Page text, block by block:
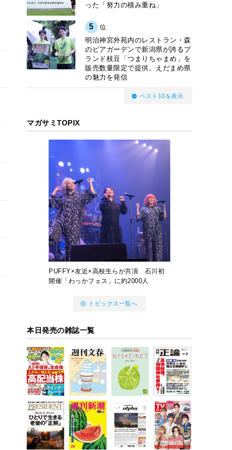
った「努力の積み重ね」
5 位
明治神宮外苑内のレストラン・森
のビアガーデンで新潟県が誇るブ
ランド枝豆「つまりちゃまめ」を
販売数量限定で提供。えだまめ県
の魅力を発信
ベスト10を表示
マガサミTOPIX
PUFFY×友近×高校生らが共演 石川初
開催「わっかフェス」に約2000人
トピックス一覧へ
本日発売の雑誌一覧